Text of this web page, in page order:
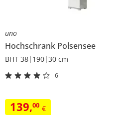
uno
Hochschrank Polsensee
BHT 38|190|30 cm
6
139,00 €